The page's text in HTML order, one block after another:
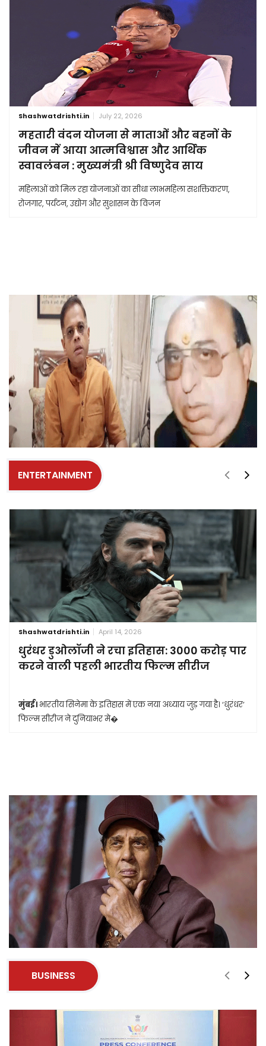
Shashwatdrishti.in July 22, 2026
महतारी वंदन योजना से माताओं और बहनों के
जीवन में आया आत्मविश्वास और आर्थिक
स्वावलंबन : मुख्यमंत्री श्री विष्णुदेव साय
महिलाओं को मिल रहा योजनाओं का सीधा लाभमहिला सशक्तिकरण,
रोजगार, पर्यटन, उद्योग और सुशासन के विजन
ENTERTAINMENT
Shashwatdrishti.in April 14, 2026
धुरंधर डुओलॉजी ने रचा इतिहास: 3000 करोड़ पार
करने वाली पहली भारतीय फिल्म सीरीज
मुंबई। भारतीय सिनेमा के इतिहास में एक नया अध्याय जुड़ गया है। ‘धुरंधर’
फिल्म सीरीज ने दुनियाभर मे�
BUSINESS